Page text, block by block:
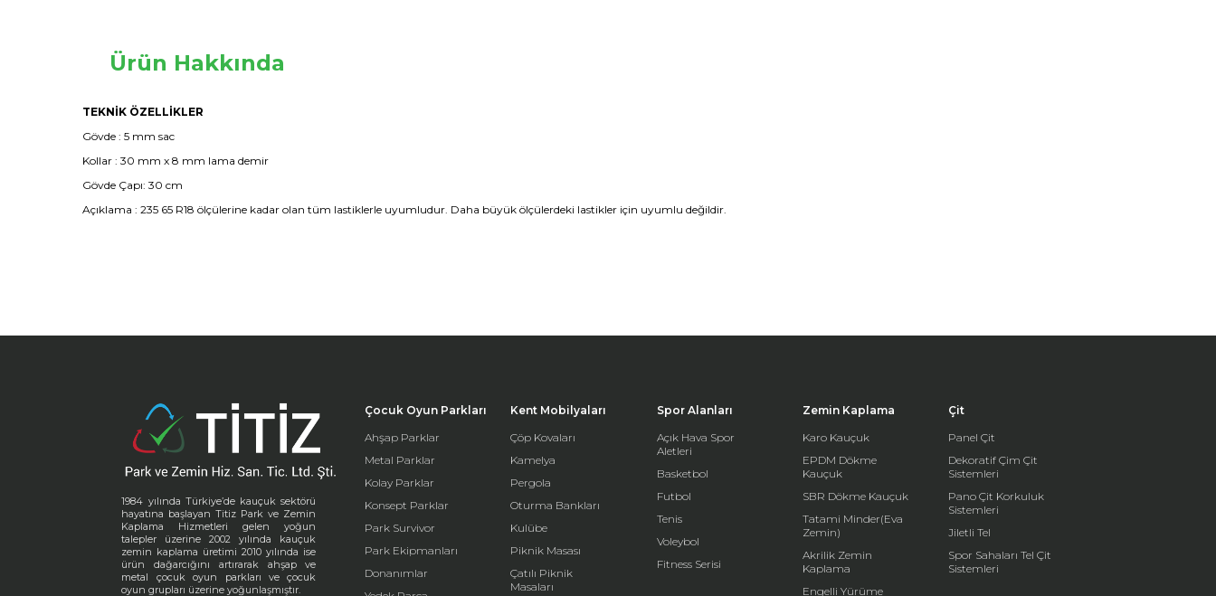
Ürün Hakkında
TEKNİK ÖZELLİKLER
Gövde : 5 mm sac
Kollar : 30 mm x 8 mm lama demir
Gövde Çapı: 30 cm
Açıklama : 235 65 R18 ölçülerine kadar olan tüm lastiklerle uyumludur. Daha büyük ölçülerdeki lastikler için uyumlu değildir.
1984 yılında Türkiye’de kauçuk sektörü
hayatına başlayan Titiz Park ve Zemin
Kaplama Hizmetleri gelen yoğun
talepler üzerine 2002 yılında kauçuk
zemin kaplama üretimi 2010 yılında ise
ürün dağarcığını artırarak ahşap ve
metal çocuk oyun parkları ve çocuk
oyun grupları üzerine yoğunlaşmıştır.
Çocuk Oyun Parkları
Ahşap Parklar
Metal Parklar
Kolay Parklar
Konsept Parklar
Park Survivor
Park Ekipmanları
Donanımlar
Kent Mobilyaları
Çöp Kovaları
Kamelya
Pergola
Oturma Bankları
Kulübe
Piknik Masası
Çatılı Piknik
Masaları
Spor Alanları
Açık Hava Spor
Aletleri
Basketbol
Futbol
Tenis
Voleybol
Fitness Serisi
Zemin Kaplama
Karo Kauçuk
EPDM Dökme
Kauçuk
SBR Dökme Kauçuk
Tatami Minder(Eva
Zemin)
Akrilik Zemin
Kaplama
Engelli Yürüme
Çit
Panel Çit
Dekoratif Çim Çit
Sistemleri
Pano Çit Korkuluk
Sistemleri
Jiletli Tel
Spor Sahaları Tel Çit
Sistemleri